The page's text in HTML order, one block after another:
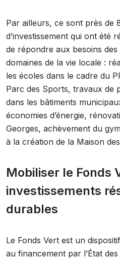
Par ailleurs, ce sont près de
d’investissement qui ont été
de répondre aux besoins
domaines de la vie locale :
les écoles dans le cadre du
Parc des Sports, travaux de
dans les bâtiments
économies d’énergie,
Georges, achèvement du
à la création de la Maison
Mobiliser le Fonds
investissements
durables
Le Fonds Vert est un
au financement par l’État